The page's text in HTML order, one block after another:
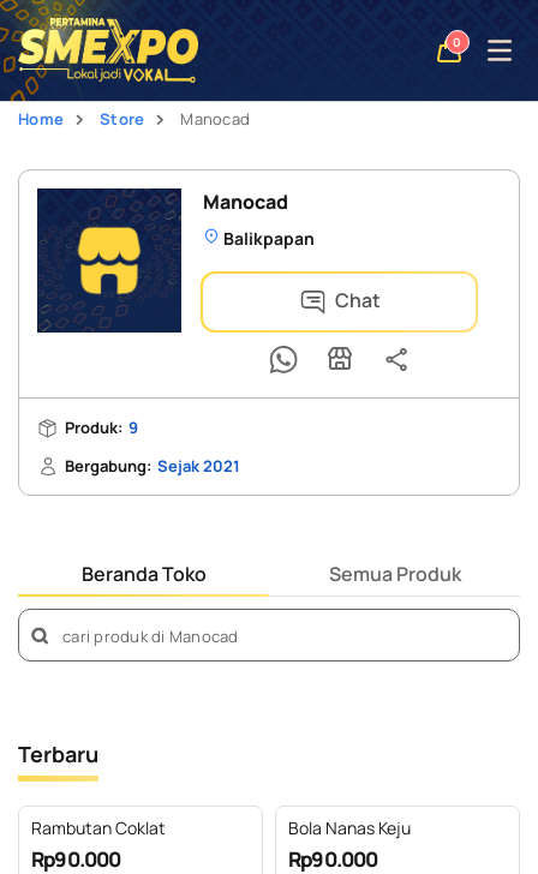
0
Open
Home Store Manocad
Manocad
Balikpapan
Chat
Produk: 9
Bergabung: Sejak 2021
Beranda Toko Semua Produk
Terbaru
Rambutan Coklat
Rp90.000
Bola Nanas Keju
Rp90.000